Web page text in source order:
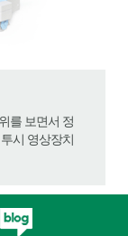
를 보면서 정
시 영상장치